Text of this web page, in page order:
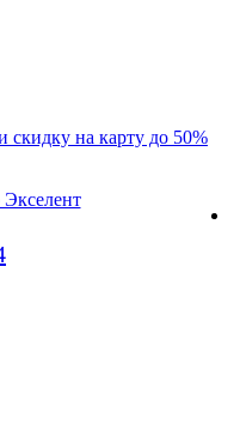
скидку на карту до 50%